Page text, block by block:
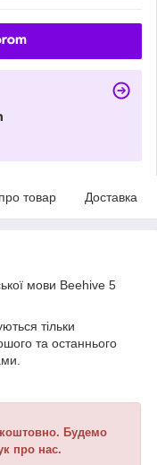
товар Доставка
мови Beehive 5
тільки
та останнього
Будемо
про нас.